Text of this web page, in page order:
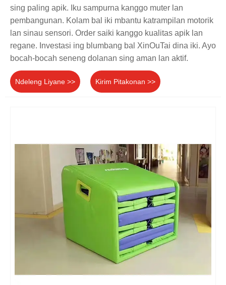
sing paling apik. Iku sampurna kanggo muter lan
pembangunan. Kolam bal iki mbantu katrampilan motorik
lan sinau sensori. Order saiki kanggo kualitas apik lan
regane. Investasi ing blumbang bal XinOuTai dina iki. Ayo
bocah-bocah seneng dolanan sing aman lan aktif.
Ndeleng Liyane >> Kirim Pitakonan >>